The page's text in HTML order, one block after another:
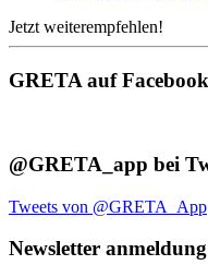
Jetzt weiterempfehlen!
GRETA auf Facebook
@GRETA_app bei
Tweets von @GRETA_App
Newsletter anmeldung